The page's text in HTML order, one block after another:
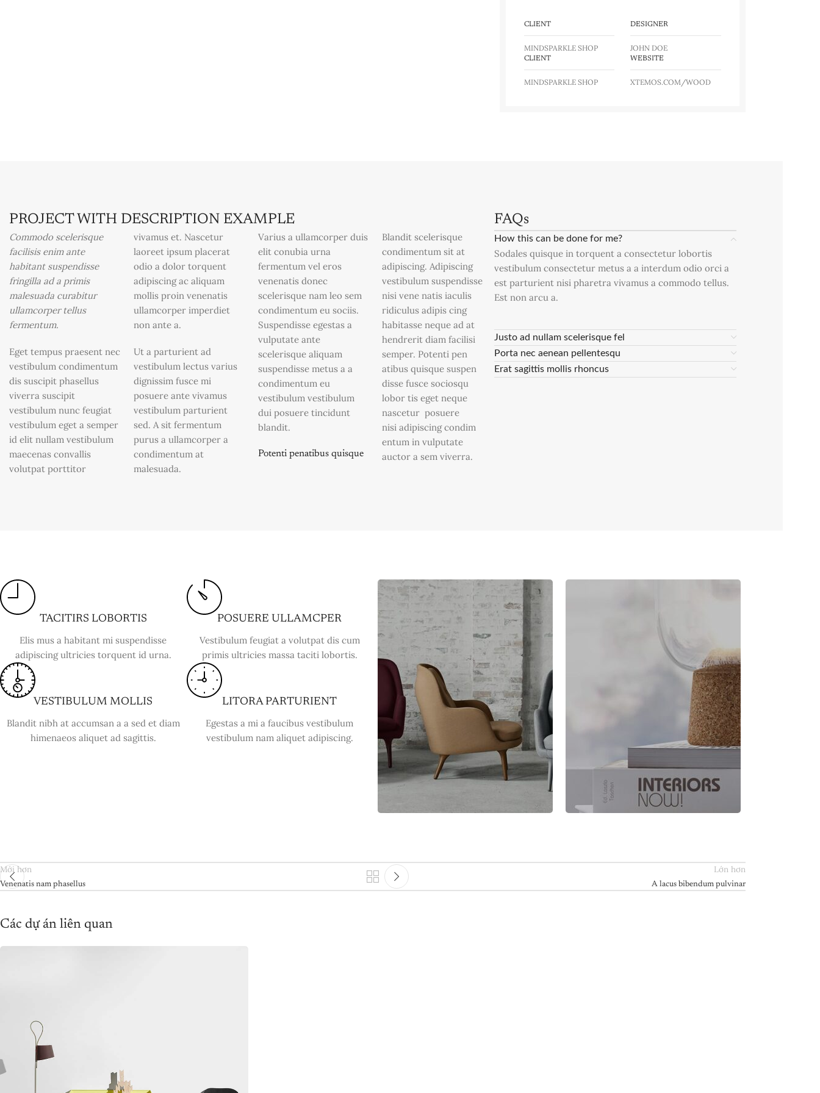
CLIENT
MINDSPARKLE SHOP
DESIGNER
JOHN DOE
CLIENT
MINDSPARKLE SHOP
WEBSITE
XTEMOS.COM/WOOD
PROJECT WITH DESCRIPTION EXAMPLE
Commodo scelerisque
facilisis enim ante
habitant suspendisse
fringilla ad a primis
malesuada curabitur
ullamcorper tellus
fermentum.
Eget tempus praesent nec
vestibulum condimentum
dis suscipit phasellus
viverra suscipit
vestibulum nunc feugiat
vestibulum eget a semper
id elit nullam vestibulum
maecenas convallis
volutpat porttitor
vivamus et. Nascetur
laoreet ipsum placerat
odio a dolor torquent
adipiscing ac aliquam
mollis proin venenatis
ullamcorper imperdiet
non ante a.
Ut a parturient ad
vestibulum lectus varius
dignissim fusce mi
posuere ante vivamus
vestibulum parturient
sed. A sit fermentum
purus a ullamcorper a
condimentum at
malesuada.
Varius a ullamcorper duis
elit conubia urna
fermentum vel eros
venenatis donec
scelerisque nam leo sem
condimentum eu sociis.
Suspendisse egestas a
vulputate ante
scelerisque aliquam
suspendisse metus a a
condimentum eu
vestibulum vestibulum
dui posuere tincidunt
blandit.
Potenti penatibus quisque
Blandit scelerisque
condimentum sit at
adipiscing. Adipiscing
vestibulum suspendisse
nisi vene natis iaculis
ridiculus adipis cing
habitasse neque ad at
hendrerit diam facilisi
semper. Potenti pen
atibus quisque suspen
disse fusce sociosqu
lobor tis eget neque
nascetur posuere
nisi adipiscing condim
entum in vulputate
auctor a sem viverra.
FAQs
How this can be done for me?
Sodales quisque in torquent a consectetur lobortis
vestibulum consectetur metus a a interdum odio orci a
est parturient nisi pharetra vivamus a commodo tellus.
Est non arcu a.
Justo ad nullam scelerisque fel
Porta nec aenean pellentesqu
Erat sagittis mollis rhoncus
TACITIRS LOBORTIS
Elis mus a habitant mi suspendisse
adipiscing ultricies torquent id urna.
VESTIBULUM MOLLIS
Blandit nibh at accumsan a a sed et diam
himenaeos aliquet ad sagittis.
POSUERE ULLAMCPER
Vestibulum feugiat a volutpat dis cum
primis ultricies massa taciti lobortis.
LITORA PARTURIENT
Egestas a mi a faucibus vestibulum
vestibulum nam aliquet adipiscing.
Mới hơn
Venenatis nam phasellus
Lớn hơn
A lacus bibendum pulvinar
Các dự án liên quan